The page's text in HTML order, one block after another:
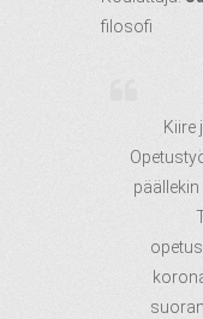
filosofi
Kiire